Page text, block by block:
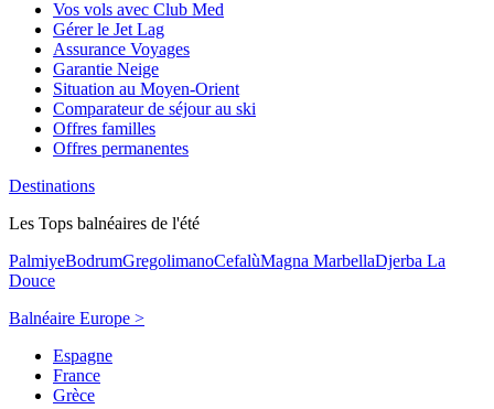
Vos vols avec Club Med
Gérer le Jet Lag
Assurance Voyages
Garantie Neige
Situation au Moyen-Orient
Comparateur de séjour au ski
Offres familles
Offres permanentes
Destinations
Les Tops balnéaires de l'été
PalmiyeBodrumGregolimanoCefalùMagna MarbellaDjerba La
Douce
Balnéaire Europe >
Espagne
France
Grèce